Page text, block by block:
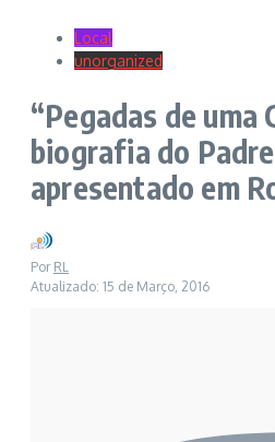
Local
unorganized
“Pegadas de uma
biografia do
apresentado em
Por RL
Atualizado: 15 de Março, 2016